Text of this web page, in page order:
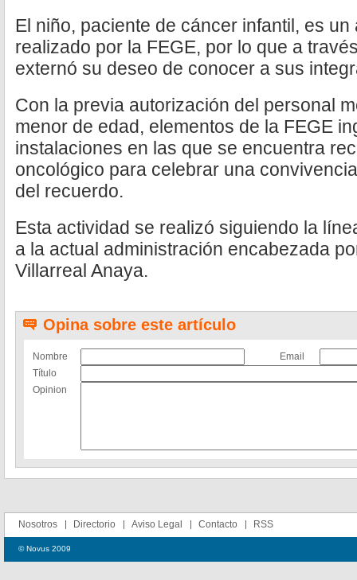
El niño, paciente de cáncer infantil, es
realizado por la FEGE, por lo que a
externó su deseo de conocer a sus
Con la previa autorización del personal
menor de edad, elementos de la FEGE
instalaciones en las que se encuentra
oncológico para celebrar una
del recuerdo.
Esta actividad se realizó siguiendo la
a la actual administración encabezada
Villarreal Anaya.
Opina sobre este artículo
Nombre
Email
Título
Opinion
Nosotros Directorio Aviso Legal Contacto RSS
© Novus 2009